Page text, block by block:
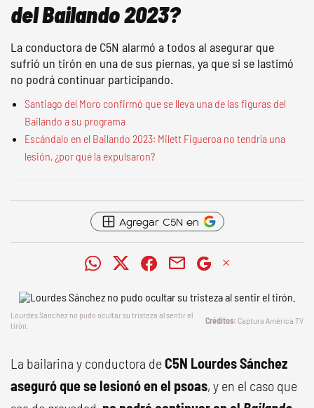
del Bailando 2023?
La conductora de C5N alarmó a todos al asegurar que
sufrió un tirón en una de sus piernas, ya que si se lastimó
no podrá continuar participando.
Santiago del Moro confirmó que se lleva una de las figuras del
Bailando a su programa
Escándalo en el Bailando 2023: Milett Figueroa no tendría una
lesión, ¿por qué la expulsaron?
Agregar C5N en
Lourdes Sánchez no pudo ocultar su tristeza al sentir el
tirón.
Captura América TV
La bailarina y conductora deC5N Lourdes Sánchez
aseguró que se lesionó en el psoas, y en el caso que